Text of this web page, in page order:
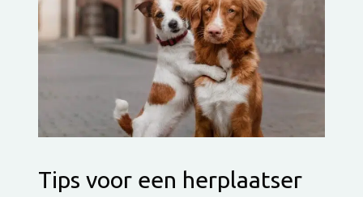
Tips voor een herplaatser